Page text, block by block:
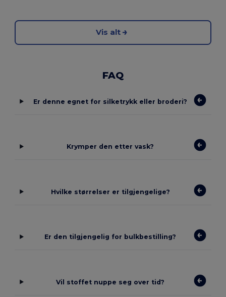
Vis alt
FAQ
Er denne egnet for silketrykk eller broderi?
Krymper den etter vask?
Hvilke størrelser er tilgjengelige?
Er den tilgjengelig for bulkbestilling?
Vil stoffet nuppe seg over tid?